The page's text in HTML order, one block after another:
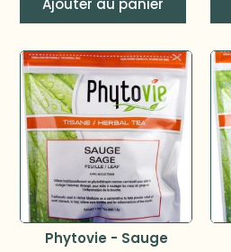
Ajouter au panier
Phytovie - Sauge